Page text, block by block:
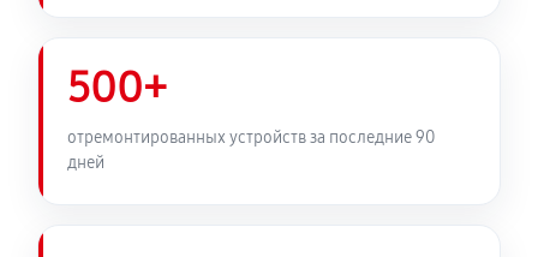
500+
отремонтированных устройств за последние 90
дней